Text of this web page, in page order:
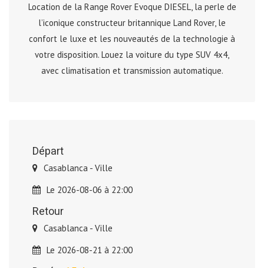
Location de la Range Rover Evoque DIESEL, la perle de
l’iconique constructeur britannique Land Rover, le
confort le luxe et les nouveautés de la technologie à
votre disposition. Louez la voiture du type SUV 4x4,
avec climatisation et transmission automatique.
Départ
Casablanca - Ville
Le 2026-08-06 à 22:00
Retour
Casablanca - Ville
Le 2026-08-21 à 22:00